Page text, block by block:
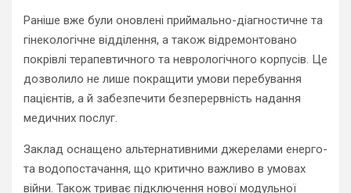
Раніше вже були оновлені приймально-діагностичне та
гінекологічне відділення, а також відремонтовано
покрівлі терапевтичного та неврологічного корпусів. Це
дозволило не лише покращити умови перебування
пацієнтів, а й забезпечити безперервність надання
медичних послуг.
Заклад оснащено альтернативними джерелами енерго-
та водопостачання, що критично важливо в умовах
війни. Також триває підключення нової модульної